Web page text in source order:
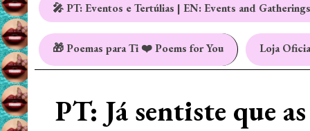
🎤 PT: Eventos e Tertúlias | EN: Events and Gatherings
🎁 Poemas para Ti ❤️ Poems for You Loja
PT: Já sentiste que